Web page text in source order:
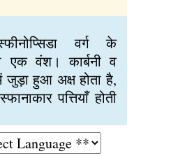
वर्ग के
एक वंश। कार्बनी व
जुड़ा हुआ अक्ष होता है,
पत्तियाँ होती